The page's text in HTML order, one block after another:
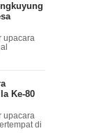
upacara
Ke-80
upacara
di